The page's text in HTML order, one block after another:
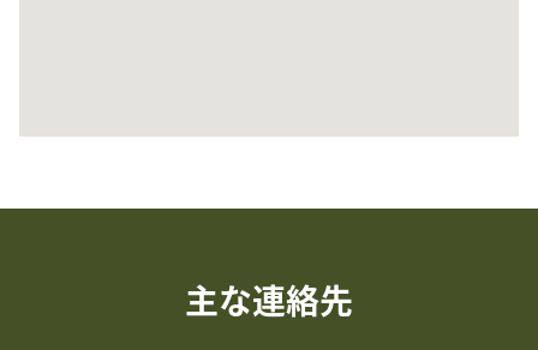
主な​連絡先